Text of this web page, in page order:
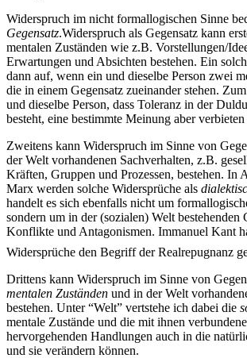
Widerspruch im nicht formallogischen Sinne
Gegensatz.Widerspruch als Gegensatz kann
mentalen Zuständen wie z.B. Vorstellungen/
Erwartungen und Absichten bestehen. Ein
dann auf, wenn ein und dieselbe Person zwei
die in einem Gegensatz zueinander stehen.
und dieselbe Person, dass Toleranz in der
besteht, eine bestimmte Meinung aber
Zweitens kann Widerspruch im Sinne von
der Welt vorhandenen Sachverhalten, z.B.
Kräften, Gruppen und Prozessen, bestehen. In
Marx werden solche Widersprüche als
handelt es sich ebenfalls nicht um
sondern um in der (sozialen) Welt bestehenden
Konflikte und Antagonismen. Immanuel Kant
Widersprüche den Begriff der Realrepugnanz
Drittens kann Widerspruch im Sinne von
mentalen Zuständen und in der Welt
bestehen. Unter “Welt” vertstehe ich dabei die
mentale Zustände und die mit ihnen
hervorgehenden Handlungen auch in die
und sie verändern können.